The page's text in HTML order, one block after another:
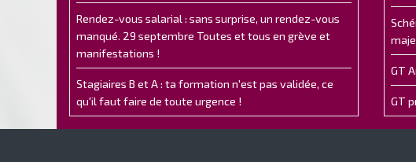
Rendez-vous salarial : sans surprise, un rendez-vous
manqué. 29 septembre Toutes et tous en grève et
manifestations !
Stagiaires B et A : ta formation n'est pas validée, ce
qu'il faut faire de toute urgence !
GT
GT